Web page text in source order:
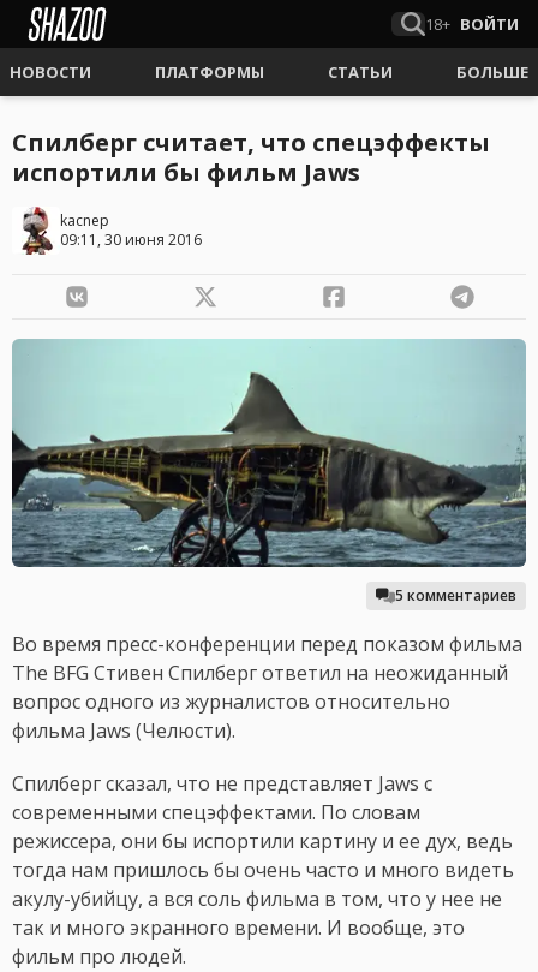
18+ ВОЙТИ
НОВОСТИ ПЛАТФОРМЫ СТАТЬИ БОЛЬШЕ
Спилберг считает, что спецэффекты
испортили бы фильм Jaws
kacnep
09:11, 30 июня 2016
5 комментариев
Во время пресс-конференции перед показом фильма
The BFG Стивен Спилберг ответил на неожиданный
вопрос одного из журналистов относительно
фильма Jaws (Челюсти).
Спилберг сказал, что не представляет Jaws с
современными спецэффектами. По словам
режиссера, они бы испортили картину и ее дух, ведь
тогда нам пришлось бы очень часто и много видеть
акулу-убийцу, а вся соль фильма в том, что у нее не
так и много экранного времени. И вообще, это
фильм про людей.